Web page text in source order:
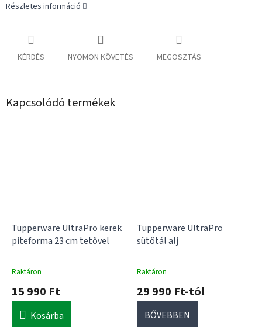
Részletes információ
KÉRDÉS NYOMON KÖVETÉS MEGOSZTÁS
Kapcsolódó termékek
Tupperware UltraPro kerek
piteforma 23 cm tetővel
Raktáron
15 990 Ft
Kosárba
Tupperware UltraPro
sütőtál alj
Raktáron
29 990 Ft-tól
BŐVEBBEN